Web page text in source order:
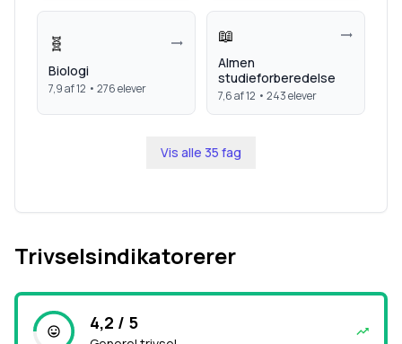
🧬
Biologi
7,9af 12 • 276elever
📖
Almen
studieforberedelse
7,6af 12 • 243elever
Vis alle 35 fag
Trivselsindikatorerer
4,2 / 5